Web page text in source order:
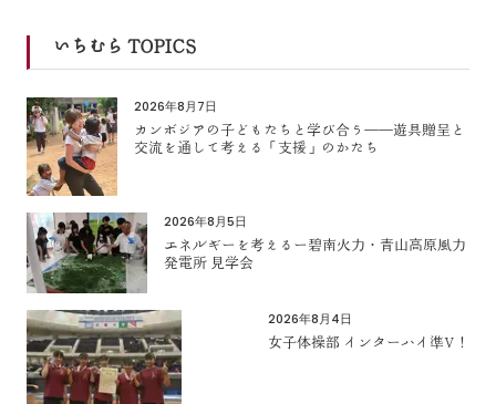
いちむら TOPICS
2026年8月7日
カンボジアの子どもたちと学び合う――遊具贈呈と
交流を通して考える「支援」のかたち
2026年8月5日
エネルギーを考えるー碧南火力・青山高原風力
発電所 見学会
2026年8月4日
女子体操部 インターハイ準V！